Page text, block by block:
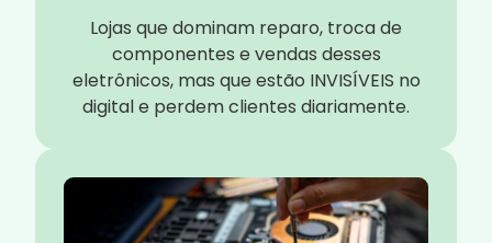
Lojas que dominam reparo, troca de
componentes e vendas desses
eletrônicos, mas que estão INVISÍVEIS no
digital e perdem clientes diariamente.